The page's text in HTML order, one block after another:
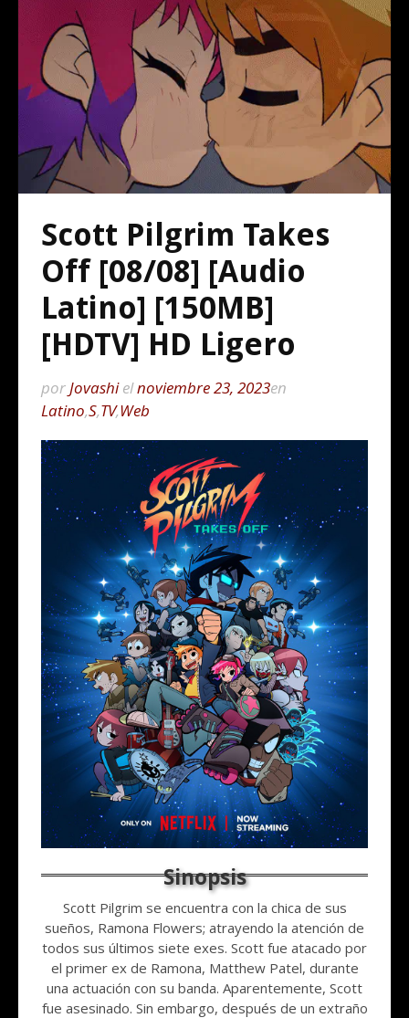
Scott Pilgrim Takes
Off [08/08] [Audio
Latino] [150MB]
[HDTV] HD Ligero
por Jovashielnoviembre 23, 2023en
Latino,S,TV,Web
Scott Pilgrim se encuentra con la chica de sus
sueños, Ramona Flowers; atrayendo la atención de
todos sus últimos siete exes. Scott fue atacado por
el primer ex de Ramona, Matthew Patel, durante
una actuación con su banda. Aparentemente, Scott
fue asesinado. Sin embargo, después de un extraño